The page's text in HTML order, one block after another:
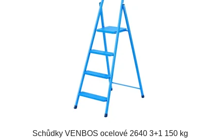
Schůdky VENBOS ocelové 2640 3+1 150 kg